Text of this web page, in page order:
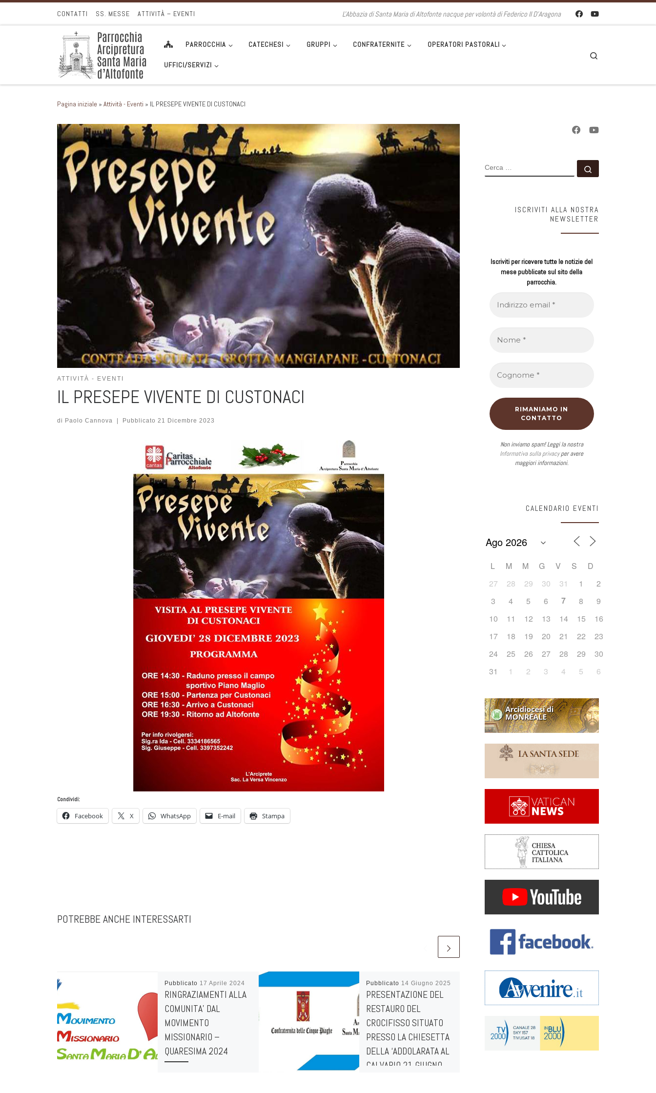
Passa al contenutoCONTATTI SS. MESSE ATTIVITÀ – EVENTI L'Abbazia di Santa Maria di Altofonte nacque per volontà di Federico II D'Aragona
PARROCCHIA CATECHESI GRUPPI CONFRATERNITE OPERATORI PASTORALI
UFFICI/SERVIZI
Pagina iniziale » Attività - Eventi » IL PRESEPE VIVENTE DI CUSTONACI
ATTIVITÀ - EVENTI
IL PRESEPE VIVENTE DI CUSTONACI
di Paolo Cannova | Pubblicato 21 Dicembre 2023
Condividi:
Facebook X WhatsApp E-mail Stampa
POTREBBE ANCHE INTERESSARTI
Pubblicato 17 Aprile 2024
RINGRAZIAMENTI ALLA
COMUNITA’ DAL
MOVIMENTO
MISSIONARIO –
QUARESIMA 2024
Pubblicato 14 Giugno 2025
PRESENTAZIONE DEL
RESTAURO DEL
CROCIFISSO SITUATO
PRESSO LA CHIESETTA
DELLA ‘ADDOLARATA AL
CALVARIO 21 GIUGNO
ITINERARIO DI
PREPARAZIONE AL
DEGLI INCONTRI
CERCA
ISCRIVITI ALLA NOSTRA
NEWSLETTER
Iscriviti per ricevere tutte le notizie del
mese pubblicate sul sito della
parrocchia.
Non inviamo spam! Leggi la nostra
Informativa sulla privacyper avere
maggiori informazioni.
CALENDARIO EVENTI
L M M G V S
D
27
28 29 30 31 1
2
3
4 5 6 7 8
9
10
11 12 13 14 15
16
17
18 19 20 21 22
23
24
25 26 27 28 29
30
31
1 2 3 4 5 6